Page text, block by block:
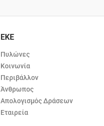
ΕΚΕ
Πυλώνες
Κοινωνία
Περιβάλλον
Άνθρωπος
Απολογισμός Δράσεων
Εταιρεία